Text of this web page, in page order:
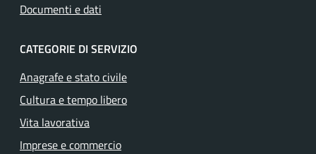
Documenti e dati
CATEGORIE DI SERVIZIO
Anagrafe e stato civile
Cultura e tempo libero
Vita lavorativa
Imprese e commercio